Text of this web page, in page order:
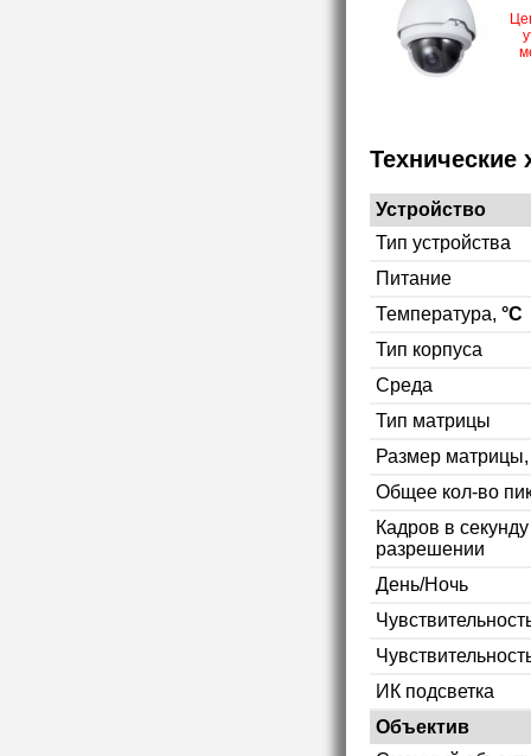
Технические
Устройство
Тип устройства
Питание
Температура, °C
Тип корпуса
Среда
Тип матрицы
Размер
Общее кол-во
Кадров в
разрешении
День/Ночь
ИК подсветка
Объектив